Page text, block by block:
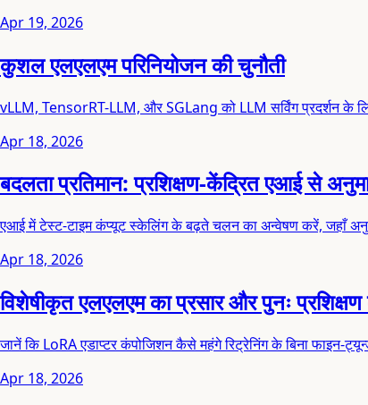
Apr 19, 2026
कुशल एलएलएम परिनियोजन की चुनौती
vLLM, TensorRT-LLM, और SGLang को LLM सर्विंग प्रदर्शन के
Apr 18, 2026
बदलता प्रतिमान: प्रशिक्षण-केंद्रित एआई से
एआई में टेस्ट-टाइम कंप्यूट स्केलिंग के बढ़ते चलन का अन्वेषण करें, जहाँ
Apr 18, 2026
विशेषीकृत एलएलएम का प्रसार और पुनः प्रशिक्षण
जानें कि LoRA एडाप्टर कंपोजिशन कैसे महंगे रिट्रेनिंग के बिना फाइन-
Apr 18, 2026